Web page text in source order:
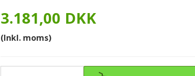
3.181,00 DKK
(Inkl. moms)